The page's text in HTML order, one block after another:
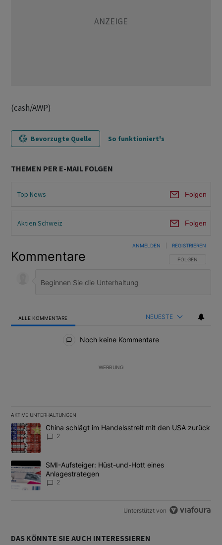
(cash/AWP)
Bevorzugte Quelle So funktioniert's
THEMEN PER E-MAIL FOLGEN
Top News Folgen
Aktien Schweiz Folgen
Kommentare FOLGE DIESER
FOLGEN
ANMELDEN REGISTRIEREN
ALLE KOMMENTARE NEUESTE
Noch keine Kommentare
WERBUNG
AKTIVE UNTERHALTUNGEN
Das Folgende ist eine Liste der am meisten kommentierten
Ein Trendartikel mit dem Titel "China schlägt im Handelsstreit
China schlägt im Handelsstreit mit den USA zurück
2
Ein Trendartikel mit dem Titel "SMI-Aufsteiger: Hüst-und-Hott
SMI-Aufsteiger: Hüst-und-Hott eines
Anlagestrategen
2
Unterstützt von
DAS KÖNNTE SIE AUCH INTERESSIEREN